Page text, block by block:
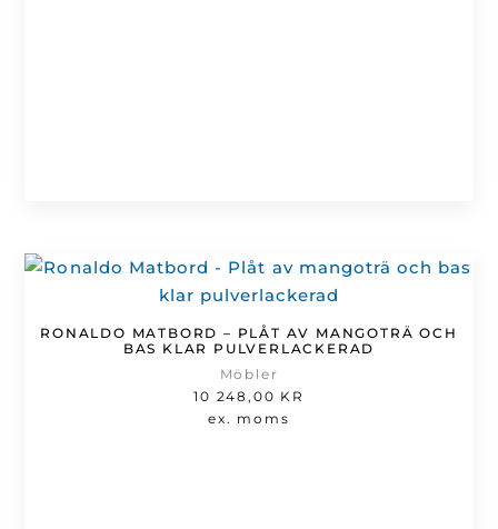
RONALDO MATBORD – PLÅT AV MANGOTRÄ OCH
BAS KLAR PULVERLACKERAD
Möbler
10 248,00 KR
ex. moms